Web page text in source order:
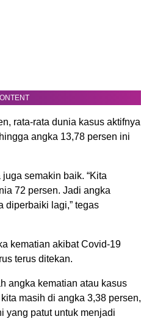
rata-rata dunia kasus aktifnya
angka 13,78 persen ini
semakin baik. “Kita
72 persen. Jadi angka
diperbaiki lagi,” tegas
kematian akibat Covid-19
terus ditekan.
angka kematian atau kasus
masih di angka 3,38 persen,
yang patut untuk menjadi